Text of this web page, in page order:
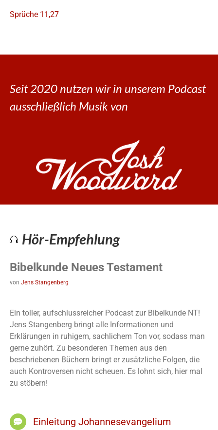
Sprüche 11,27
Seit 2020 nutzen wir in unserem Podcast
ausschließlich Musik von
Hör-Empfehlung
Bibelkunde Neues Testament
von Jens Stangenberg
Ein toller, aufschlussreicher Podcast zur Bibelkunde NT!
Jens Stangenberg bringt alle Informationen und
Erklärungen in ruhigem, sachlichem Ton vor, sodass man
gerne zuhört. Zu besonderen Themen aus den
beschriebenen Büchern bringt er zusätzliche Folgen, die
auch Kontroversen nicht scheuen. Es lohnt sich, hier mal
zu stöbern!
Einleitung Johannesevangelium